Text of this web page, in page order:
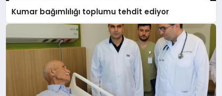
Kumar bağımlılığı toplumu tehdit ediyor